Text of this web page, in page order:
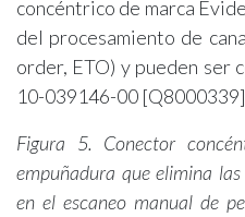
concéntrico de marca
del procesamiento de
order, ETO) y pueden ser
10-039146-00
Figura 5. Conector
empuñadura que elimina
en el escaneo manual de